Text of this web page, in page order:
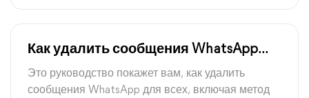
Как удалить сообщения WhatsApp
для всех после длительного
времени
Это руководство покажет вам, как удалить
сообщения WhatsApp для всех, включая метод